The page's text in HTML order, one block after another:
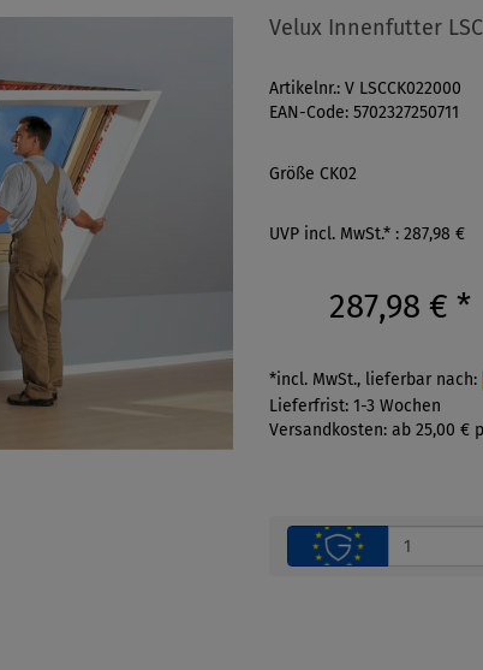
Velux Innenfutter
Artikelnr.: V LSCCK022000
EAN-Code: 5702327250711
Größe CK02
UVP incl. MwSt.* : 287,98 €
287,98 € *
*incl. MwSt., lieferbar nach:
Lieferfrist: 1-3 Wochen
Versandkosten: ab 25,00 €